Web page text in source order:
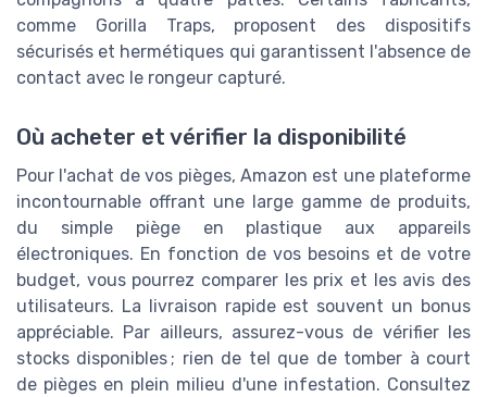
comme Gorilla Traps, proposent des dispositifs
sécurisés et hermétiques qui garantissent l'absence de
contact avec le rongeur capturé.
Où acheter et vérifier la disponibilité
Pour l'achat de vos pièges, Amazon est une plateforme
incontournable offrant une large gamme de produits,
du simple piège en plastique aux appareils
électroniques. En fonction de vos besoins et de votre
budget, vous pourrez comparer les prix et les avis des
utilisateurs. La livraison rapide est souvent un bonus
appréciable. Par ailleurs, assurez-vous de vérifier les
stocks disponibles ; rien de tel que de tomber à court
de pièges en plein milieu d'une infestation. Consultez